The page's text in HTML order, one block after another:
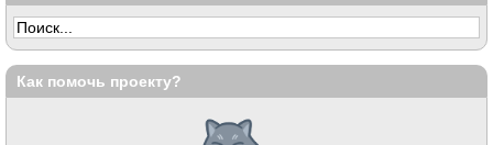
Как помочь проекту?